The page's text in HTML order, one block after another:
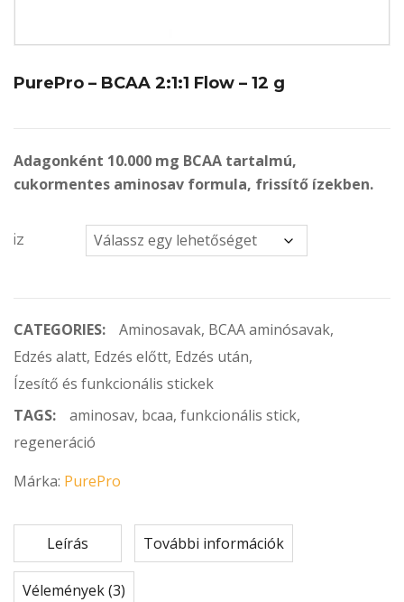
PurePro – BCAA 2:1:1 Flow – 12 g
Adagonként 10.000 mg BCAA tartalmú,
cukormentes aminosav formula, frissítő ízekben.
iz
CATEGORIES: Aminosavak, BCAA aminósavak,
Edzés alatt, Edzés előtt, Edzés után,
Ízesítő és funkcionális stickek
TAGS:
aminosav, bcaa, funkcionális stick,
regeneráció
Márka: PurePro
Leírás További információk
Vélemények (3)